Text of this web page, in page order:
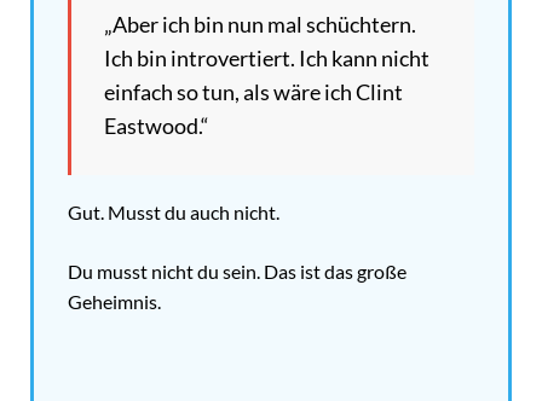
„Aber ich bin nun mal schüchtern.
Ich bin introvertiert. Ich kann nicht
einfach so tun, als wäre ich Clint
Eastwood.“
Gut. Musst du auch nicht.
Du musst nichtdu sein. Das ist das große
Geheimnis.